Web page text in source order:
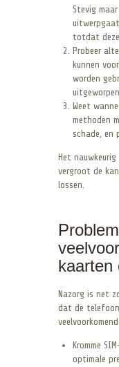
Stevig
totdat
Probeer
kunnen
worden
Weet
methoden
schade, en
Het
vergroot de
lossen.
kaarten
Nazorg is net
dat de
Kromme
optimale